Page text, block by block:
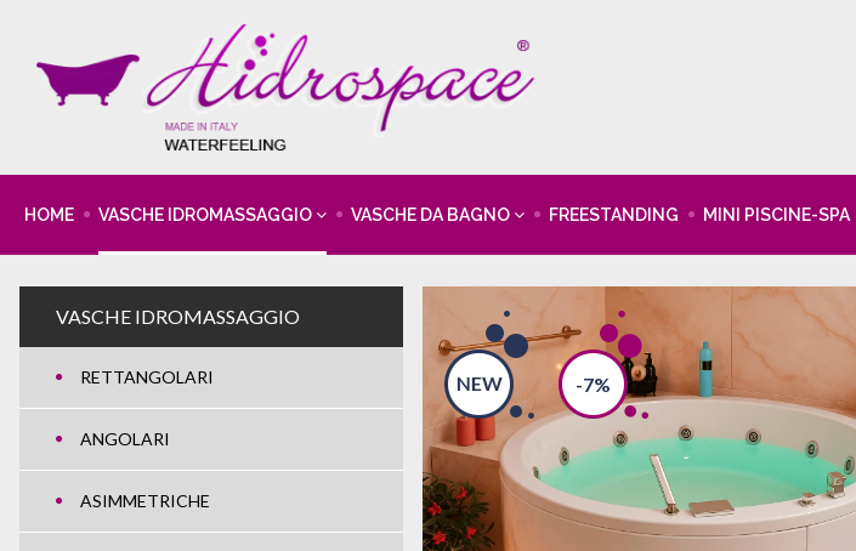
HOME VASCHE IDROMASSAGGIO VASCHE DA BAGNO FREESTANDING MINI PISCINE-SPA
VASCHE IDROMASSAGGIO
RETTANGOLARI
ANGOLARI
ASIMMETRICHE
-7%